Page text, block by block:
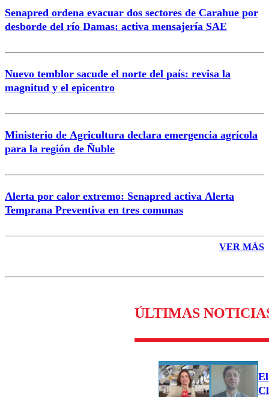
Correo
Senapred ordena evacuar dos sectores de Carahue por
desborde del río Damas: activa mensajería SAE
Nuevo temblor sacude el norte del país: revisa la
magnitud y el epicentro
Ministerio de Agricultura declara emergencia agrícola
para la región de Ñuble
Alerta por calor extremo: Senapred activa Alerta
Temprana Preventiva en tres comunas
VER MÁS
ÚLTIMAS